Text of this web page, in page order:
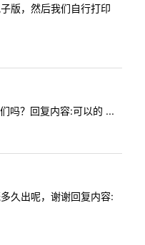
版，然后我们自行打印
吗？回复内容:可以的 ...
久出呢，谢谢回复内容: